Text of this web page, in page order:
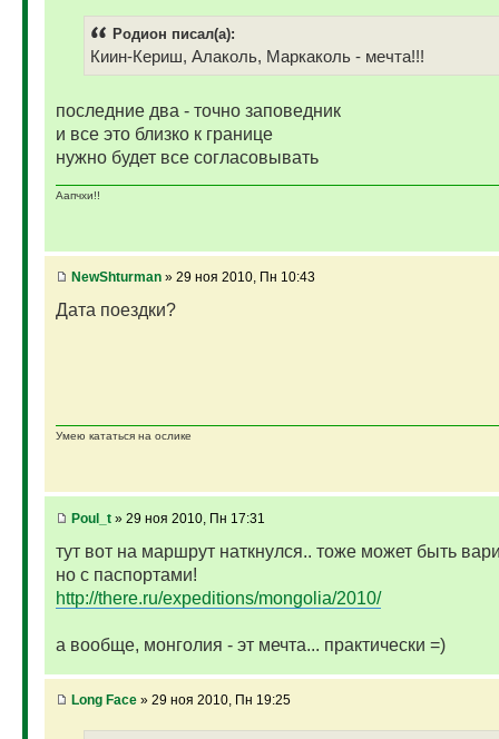
Родион писал(а):
Киин-Кериш, Алаколь, Маркаколь - мечта!!!
последние два - точно заповедник
и все это близко к границе
нужно будет все согласовывать
Аапчхи!!
NewShturman» 29 ноя 2010, Пн 10:43
Дата поездки?
Умею кататься на ослике
Poul_t» 29 ноя 2010, Пн 17:31
тут вот на маршрут наткнулся.. тоже может быть
но с паспортами!
http://there.ru/expeditions/mongolia/2010/
а вообще, монголия - эт мечта... практически =)
Long Face» 29 ноя 2010, Пн 19:25